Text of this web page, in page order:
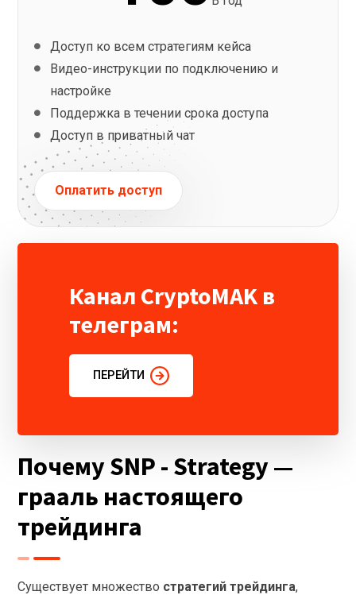
Доступ ко всем стратегиям кейса
Видео-инструкции по подключению и
настройке
Поддержка в течении срока доступа
Доступ в приватный чат
Оплатить доступ
Канал CryptoMAK в
телеграм:
ПЕРЕЙТИ
Почему SNP - Strategy —
грааль настоящего
трейдинга
Существует множество стратегий трейдинга,